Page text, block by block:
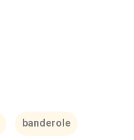
banderole